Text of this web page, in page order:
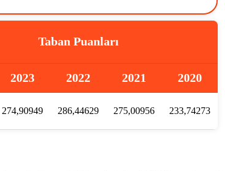
Taban Puanları
2023 2022 2021 2020
274,90949 286,44629 275,00956 233,74273